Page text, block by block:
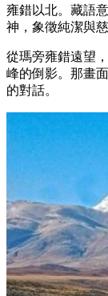
雍錯以北。藏語
神，象徵純潔與慈
從瑪旁雍錯遠望
峰的倒影。那畫
的對話。